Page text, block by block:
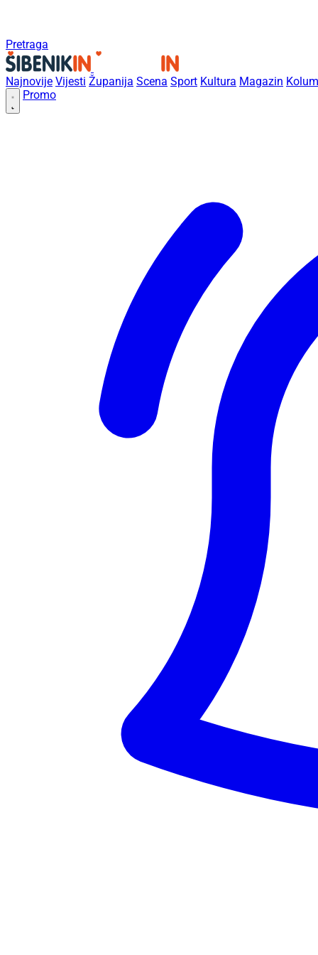
Pretraga
Najnovije Vijesti Županija Scena Sport Kultura Magazin
Promo